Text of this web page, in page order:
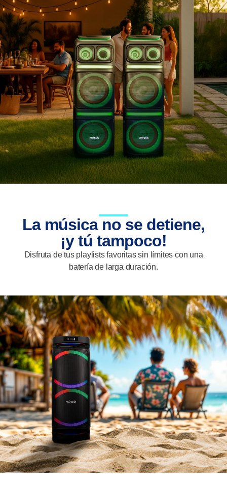
La música no se detiene,
¡y tú tampoco!
Disfruta de tus playlists favoritas sin límites con una
batería de larga duración.